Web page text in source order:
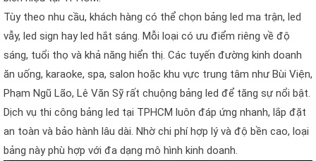
Tùy theo nhu cầu, khách hàng có thể chọn bảng led ma trận, led
vẫy, led sign hay led hắt sáng. Mỗi loại có ưu điểm riêng về độ
sáng, tuổi thọ và khả năng hiển thị. Các tuyến đường kinh doanh
ăn uống, karaoke, spa, salon hoặc khu vực trung tâm như Bùi Viện,
Phạm Ngũ Lão, Lê Văn Sỹ rất chuộng bảng led để tăng sự nổi bật.
Dịch vụ thi công bảng led tại TPHCM luôn đáp ứng nhanh, lắp đặt
an toàn và bảo hành lâu dài. Nhờ chi phí hợp lý và độ bền cao, loại
bảng này phù hợp với đa dạng mô hình kinh doanh.